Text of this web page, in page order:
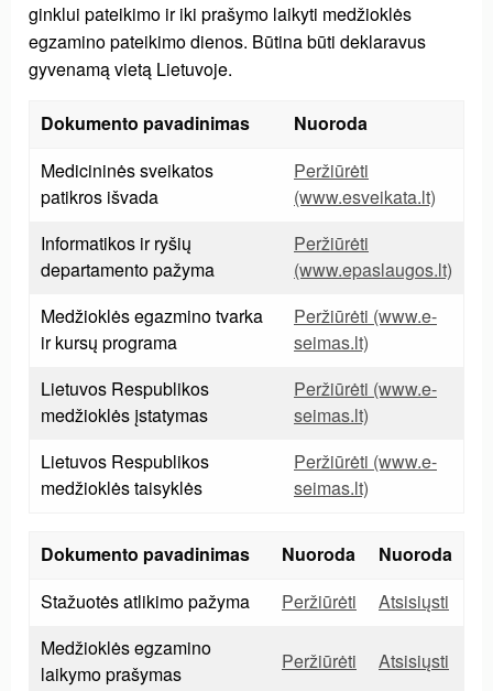
ginklui pateikimo ir iki prašymo laikyti medžioklės
egzamino pateikimo dienos. Būtina būti deklaravus
gyvenamą vietą Lietuvoje.
Dokumento pavadinimas
Nuoroda
Medicininės sveikatos
patikros išvada
Peržiūrėti
(www.esveikata.lt)
Informatikos ir ryšių
departamento pažyma
Peržiūrėti
(www.epaslaugos.lt)
Medžioklės egazmino tvarka
ir kursų programa
Peržiūrėti (www.e-
seimas.lt)
Lietuvos Respublikos
medžioklės įstatymas
Peržiūrėti (www.e-
seimas.lt)
Lietuvos Respublikos
medžioklės taisyklės
Peržiūrėti (www.e-
seimas.lt)
Dokumento pavadinimas Nuoroda
Nuoroda
Stažuotės atlikimo pažyma
Peržiūrėti
Atsisiųsti
Medžioklės egzamino
laikymo prašymas
Peržiūrėti Atsisiųsti